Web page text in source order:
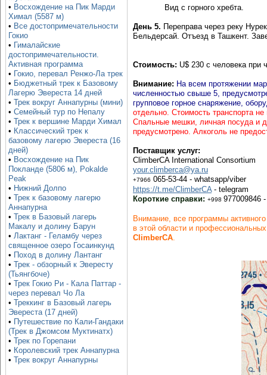
• Восхождение на Пик Марди
Химал (5587 м)
• Все достопримечательности
Гокио
• Гималайские
достопримечательности.
Активная программа
• Гокио, перевал Ренжо-Ла трек
• Бюджетный трек к Базовому
Лагерю Эвереста 14 дней
• Трек вокруг Аннапурны (мини)
• Семейный тур по Непалу
• Трек к вершине Марди Химал
• Классический трек к
базовому лагерю Эвереста (16
дней)
• Восхождение на Пик
Покланде (5806 м), Pokalde
Peak
• Нижний Долпо
• Трек к базовому лагерю
Аннапурна
• Трек в Базовый лагерь
Макалу и долину Барун
• Лактанг - Геламбу через
священное озеро Госаинкунд
• Поход в долину Лантанг
• Трек - обзорный к Эвересту
(Тьянгбоче)
• Трек Гокио Ри - Кала Паттар -
через перевал Чо Ла
• Треккинг в Базовый лагерь
Эвереста (17 дней)
• Путешествие по Кали-Гандаки
(Трек в Джомсом Муктинатх)
• Трек по Горепани
• Королевский трек Аннапурна
• Трек вокруг Аннапурны
Вид с горного хребта.
День 5. Переправа через реку
Бельдерсай. Отъезд в Ташкент.
Стоимость: U$ 230 с человека при
Внимание: На всем протяжении
численностью свыше 5,
групповое горное снаряжение,
отдельно. Стоимость транспорта
Спальные мешки, личная посуда и
предусмотрено. Алкоголь не
Поставщик услуг:
ClimberCA International Consortium
your.climberca@ya.ru
+7966 065-53-44 - whatsapp/viber
https://t.me/ClimberCA - telegram
Короткие справки: +998 977009846
Внимание, все программы
в этой области и
ClimberCA